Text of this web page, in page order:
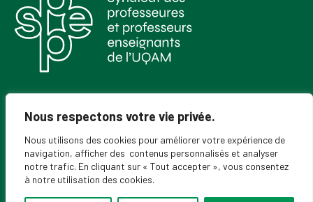
Nous respectons votre vie privée.
Nous utilisons des cookies pour améliorer votre expérience de
navigation, afficher des contenus personnalisés et analyser
notre trafic. En cliquant sur « Tout accepter », vous consentez
à notre utilisation des cookies.